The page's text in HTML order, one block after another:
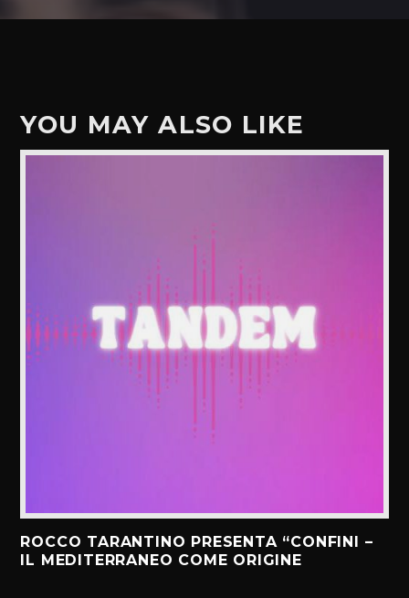
YOU MAY ALSO LIKE
ROCCO TARANTINO PRESENTA “CONFINI –
IL MEDITERRANEO COME ORIGINE